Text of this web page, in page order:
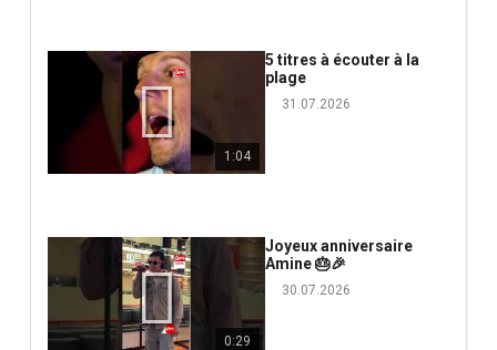
1:04
5 titres à écouter à la
plage
31.07.2026
0:29
Joyeux anniversaire
Amine 🎂🎉
30.07.2026